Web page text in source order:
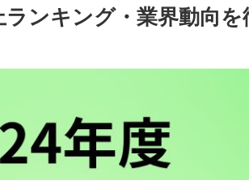
ランキング・業界動向